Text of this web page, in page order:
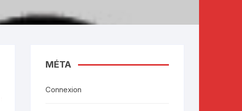
MÉTA
Connexion